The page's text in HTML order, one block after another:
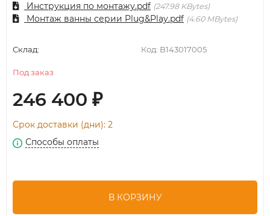
Инструкция по монтажу.pdf 247.98 KBytes
Монтаж ванны серии Plug&Play.pdf 4.60 MBytes
Код: B143017005
Склад:
Под заказ
246 400 ₽
Срок доставки (дни): 2
Способы оплаты
В КОРЗИНУ